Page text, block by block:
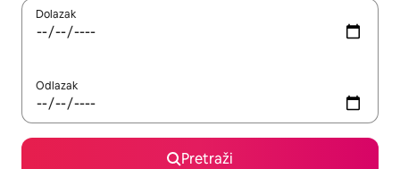
Dolazak
Odlazak
Pretraži